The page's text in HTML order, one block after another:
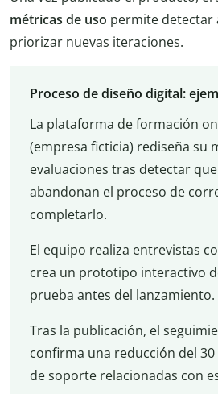
métricas de uso permite detectar
priorizar nuevas iteraciones.
Proceso de diseño digital:
La plataforma de formación
(empresa ficticia) rediseña su
evaluaciones tras detectar
abandonan el proceso de
completarlo.
El equipo realiza entrevistas
crea un prototipo interactivo
prueba antes del lanzamiento.
Tras la publicación, el
confirma una reducción del 30
de soporte relacionadas con